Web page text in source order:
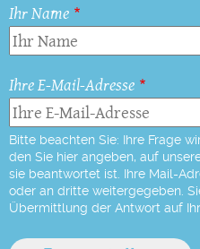
Ihr Name
Ihre E-Mail-Adresse
Bitte beachten Sie: Ihre Frage
den Sie hier angeben, auf
sie beantwortet ist. Ihre Mail-
oder an dritte weitergegeben.
Übermittlung der Antwort auf